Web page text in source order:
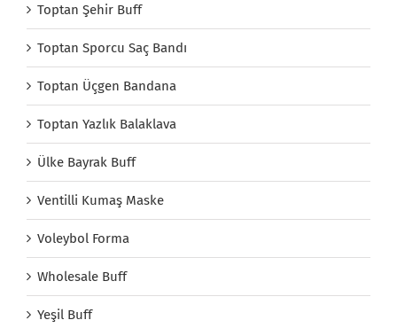
Toptan Şehir Buff
Toptan Sporcu Saç Bandı
Toptan Üçgen Bandana
Toptan Yazlık Balaklava
Ülke Bayrak Buff
Ventilli Kumaş Maske
Voleybol Forma
Wholesale Buff
Yeşil Buff